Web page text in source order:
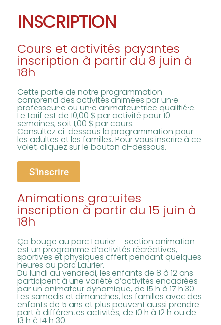
INSCRIPTION
Cours et activités payantes
inscription à partir du 8 juin à
18h
Cette partie de notre programmation
comprend des activités animées par un⸱e
professeur⸱e ou un⸱e animateur⸱trice qualifié⸱e.
Le tarif est de 10,00 $ par activité pour 10
semaines, soit 1,00 $ par cours.
Consultez ci-dessous la programmation pour
les adultes et les familles. Pour vous inscrire à ce
volet, cliquez sur le bouton ci-dessous.
S'inscrire
Animations gratuites
inscription à partir du 15 juin à
18h
Ça bouge au parc Laurier – section animation
est un programme d’activités récréatives,
sportives et physiques offert pendant quelques
heures au parc Laurier.
Du lundi au vendredi, les enfants de 8 à 12 ans
participent à une variété d’activités encadrées
par un animateur dynamique, de 15 h à 17 h 30.
Les samedis et dimanches, les familles avec des
enfants de 5 ans et plus peuvent aussi prendre
part à différentes activités, de 10 h à 12 h ou de
13 h à 14 h 30.